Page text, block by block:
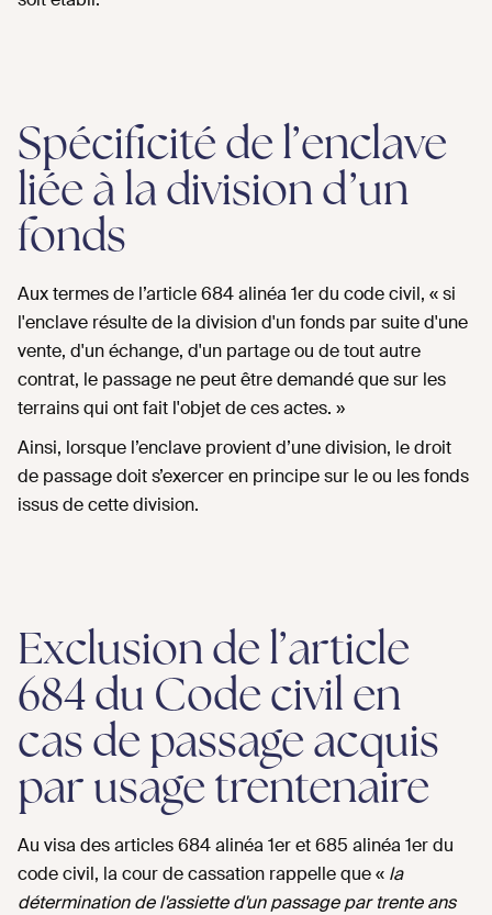
Spécificité de l’enclave
liée à la division d’un
fonds
Aux termes de l’article 684 alinéa 1er du code civil, « si
l'enclave résulte de la division d'un fonds par suite d'une
vente, d'un échange, d'un partage ou de tout autre
contrat, le passage ne peut être demandé que sur les
terrains qui ont fait l'objet de ces actes. »
Ainsi, lorsque l’enclave provient d’une division, le droit
de passage doit s’exercer en principe sur le ou les fonds
issus de cette division.
Exclusion de l’article
684 du Code civil en
cas de passage acquis
par usage trentenaire
Au visa des articles 684 alinéa 1er et 685 alinéa 1er du
code civil, la cour de cassation rappelle que « la
détermination de l'assiette d'un passage par trente ans